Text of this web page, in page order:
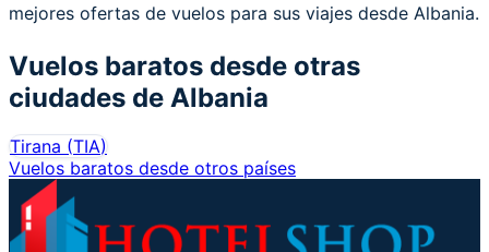
mejores ofertas de vuelos para sus viajes desde Albania.
Vuelos baratos desde otras
ciudades de Albania
Tirana (TIA)
Vuelos baratos desde otros países